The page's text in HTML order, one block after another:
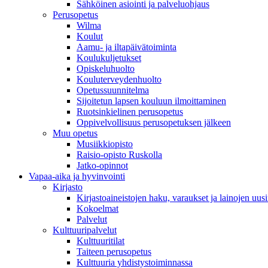
Sähköinen asiointi ja palveluohjaus
Perusopetus
Wilma
Koulut
Aamu- ja iltapäivätoiminta
Koulukuljetukset
Opiskeluhuolto
Kouluterveydenhuolto
Opetussuunnitelma
Sijoitetun lapsen kouluun ilmoittaminen
Ruotsinkielinen perusopetus
Oppivelvollisuus perusopetuksen jälkeen
Muu opetus
Musiikkiopisto
Raisio-opisto Ruskolla
Jatko-opinnot
Vapaa-aika ja hyvinvointi
Kirjasto
Kirjastoaineistojen haku, varaukset ja lainojen
Kokoelmat
Palvelut
Kulttuuripalvelut
Kulttuuritilat
Taiteen perusopetus
Kulttuuria yhdistystoiminnassa